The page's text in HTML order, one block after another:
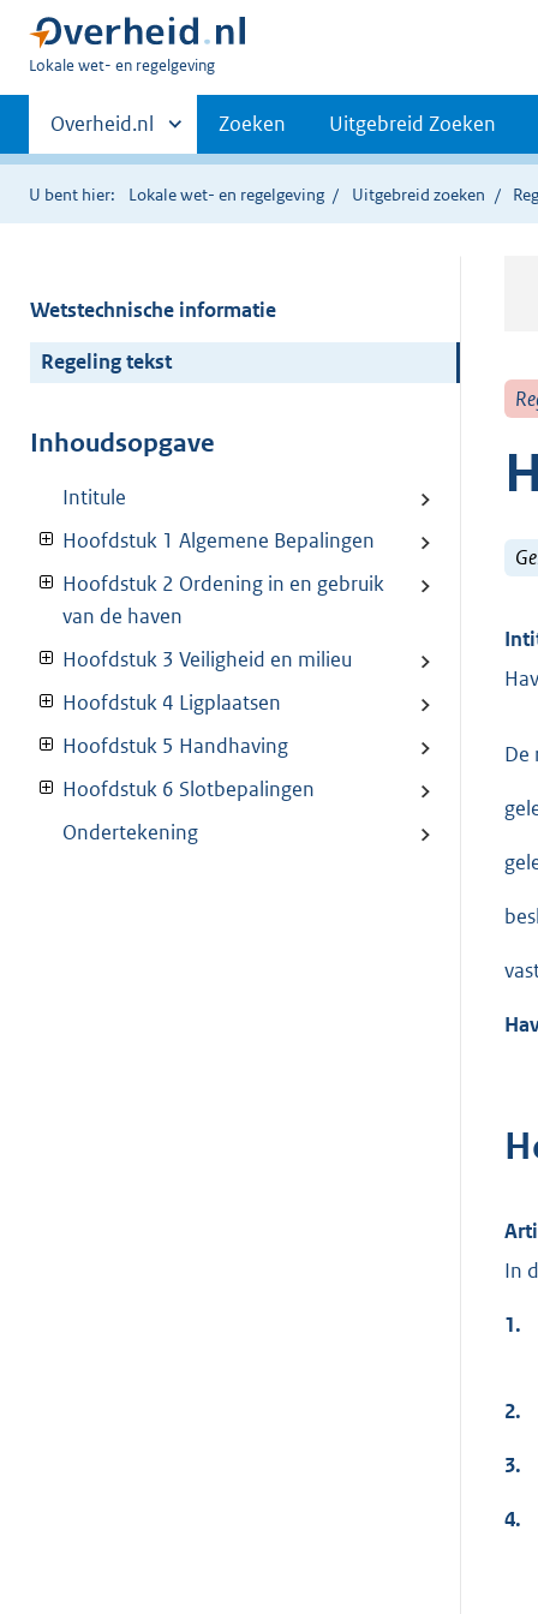
U
hier:
Lokale wet- en regelgeving
Primaire
navigatie
Andere
sites
binnen
Overheid.nl Zoeken Uitgebreid Zoeken
U bent hier: Lokale wet- en regelgeving Uitgebreid zoeken
Wetstechnische informatie
Regeling tekst
Inhoudsopgave
Intitule
Hoofdstuk 1 Algemene Bepalingen
Hoofdstuk 2 Ordening in en gebruik
van de haven
Hoofdstuk 3 Veiligheid en milieu
Hoofdstuk 4 Ligplaatsen
Hoofdstuk 5 Handhaving
Hoofdstuk 6 Slotbepalingen
Ondertekening
De
In
1.
2.
3.
4.